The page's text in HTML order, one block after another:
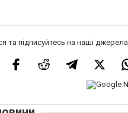
та підписуйтесь на наші джерела